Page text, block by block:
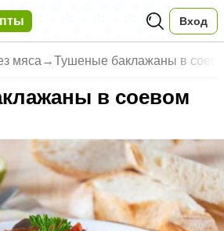
Вход
мяса →Тушеные баклажаны в
в соевом